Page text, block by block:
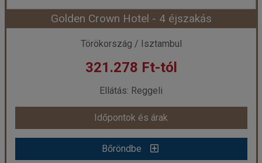
Időpont: 2026-08-12 | 4 éj
már 337.538 Ft-tól
Időpontok és árak
Bőröndbe
Golden Crown Hotel - 4 éjszakás
Törökország / Isztambul
321.278 Ft-tól
Ellátás: Reggeli
Időpontok és árak
Bőröndbe